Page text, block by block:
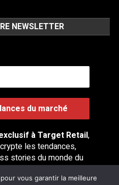
NEWSLETTER
à Target Retail,
les tendances,
stories du monde du
vous garantir la meilleure